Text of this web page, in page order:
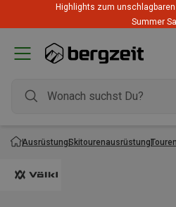
Highlights zum
Summer
AusrüstungSkitourenausrüstung